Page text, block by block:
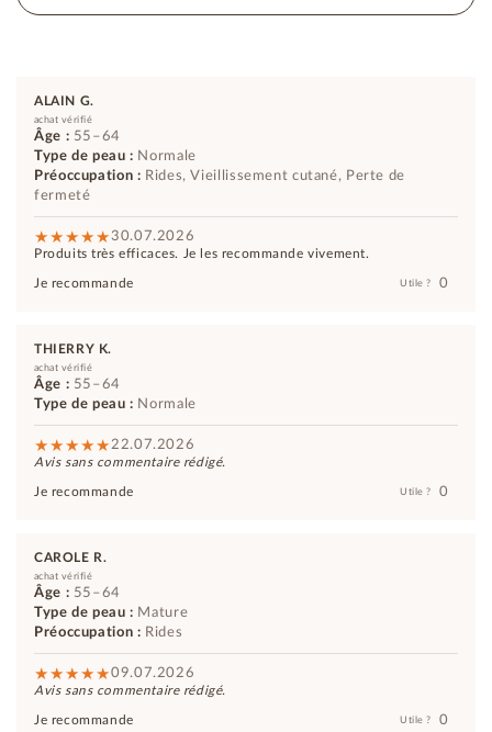
ALAIN G.
achat vérifié
Âge : 55–64
Type de peau : Normale
Préoccupation : Rides, Vieillissement cutané, Perte de
fermeté
30.07.2026
Produits très efficaces. Je les recommande vivement.
Je recommande Utile ? 0
THIERRY K.
achat vérifié
Âge : 55–64
Type de peau : Normale
22.07.2026
Avis sans commentaire rédigé.
Je recommande Utile ? 0
CAROLE R.
achat vérifié
Âge : 55–64
Type de peau : Mature
Préoccupation : Rides
09.07.2026
Avis sans commentaire rédigé.
Je recommande Utile ? 0